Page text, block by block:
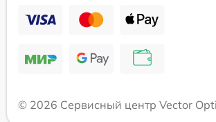
© 2026 Сервисный центр Vector